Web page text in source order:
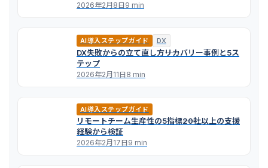
2026年2月8日9 min
AI導入ステップガイド DX
DX失敗からの立て直し方――リカバリー事例と5ス
テップ
2026年2月11日8 min
AI導入ステップガイド
リモートチーム生産性の5指標――20社以上の支援
経験から検証
2026年2月17日9 min